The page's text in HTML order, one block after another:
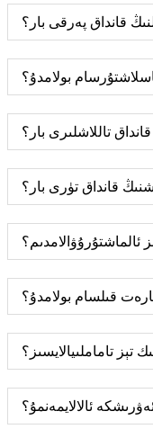
قانداق پەرقى بار؟
بولامدۇ؟
تاللاشلىرى بار؟
قانداق تۈرى بار؟
قىلسام بولامدۇ؟
تېز تاماملىيالايسىز؟
ئالالايمەنمۇ؟